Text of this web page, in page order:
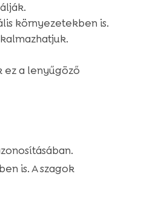
környezetekben is.
ez a lenyűgöző
is. A szagok